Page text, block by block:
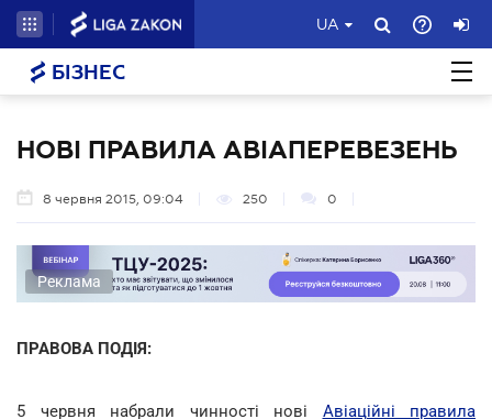
UA
БІЗНЕС
НОВІ ПРАВИЛА АВІАПЕРЕВЕЗЕНЬ
8 червня 2015, 09:04 250 0
Реклама
ПРАВОВА ПОДІЯ:
5 червня набрали чинності нові Авіаційні правила